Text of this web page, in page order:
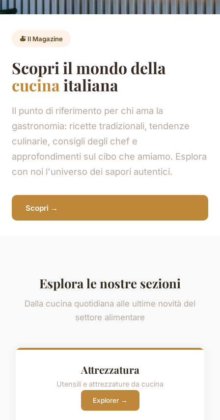
🍝 Il Magazine
Scopri il mondo della
cucinaitaliana
Il punto di riferimento per chi ama la
gastronomia: ricette tradizionali, tendenze
culinarie, consigli degli chef e
approfondimenti sul cibo che amiamo. Esplora
con noi l'universo dei sapori autentici.
Scopri →
Esplora le nostre sezioni
Dalla cucina quotidiana alle ultime novità del
settore alimentare
Attrezzatura
Utensili e attrezzature da cucina
Explorer →